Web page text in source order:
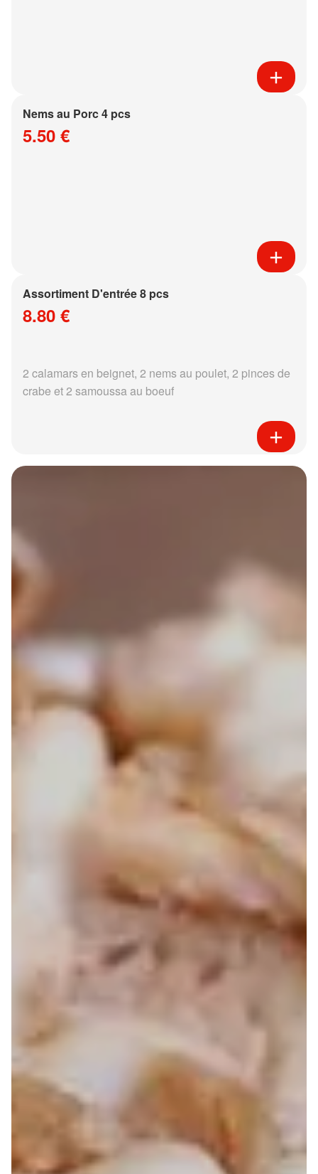
Nems au Porc 4 pcs
5.50 €
Assortiment D'entrée 8 pcs
8.80 €
2 calamars en beignet, 2 nems au poulet, 2 pinces de
crabe et 2 samoussa au boeuf